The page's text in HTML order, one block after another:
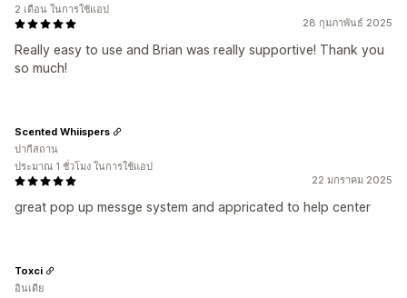
28 กุมภาพันธ์ 2025
Really easy to use and Brian was really supportive! Thank you
so much!
2 เดือน ในการใช้แอป
22 มกราคม 2025
great pop up messge system and appricated to help center
Scented Whiispers
ปากีสถาน
ประมาณ 1 ชั่วโมง ในการใช้แอป
Toxci
อินเดีย